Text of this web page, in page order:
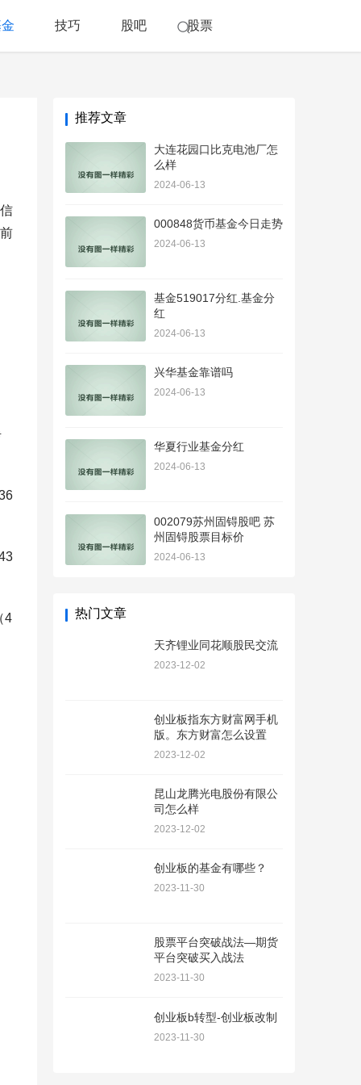
技巧 股吧 股票
4
推荐文章
大连花园口比克电池厂怎
么样
2024-06-13
000848货币基金今日走势
2024-06-13
基金519017分红.基金分
红
2024-06-13
兴华基金靠谱吗
2024-06-13
华夏行业基金分红
2024-06-13
002079苏州固锝股吧 苏
州固锝股票目标价
2024-06-13
热门文章
天齐锂业同花顺股民交流
2023-12-02
创业板指东方财富网手机
版。东方财富怎么设置
2023-12-02
昆山龙腾光电股份有限公
司怎么样
2023-12-02
创业板的基金有哪些？
2023-11-30
股票平台突破战法—期货
平台突破买入战法
2023-11-30
创业板b转型-创业板改制
2023-11-30